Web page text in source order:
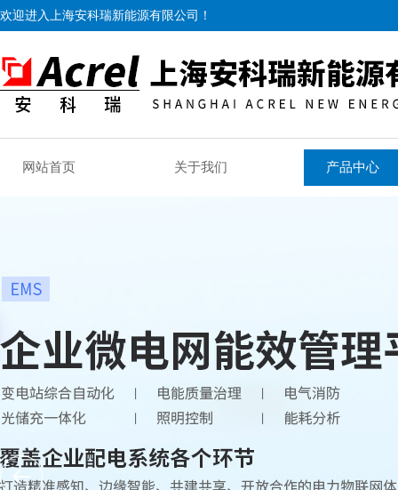
欢迎进入上海安科瑞新能源有限公司！
网站首页 关于我们 产品中心